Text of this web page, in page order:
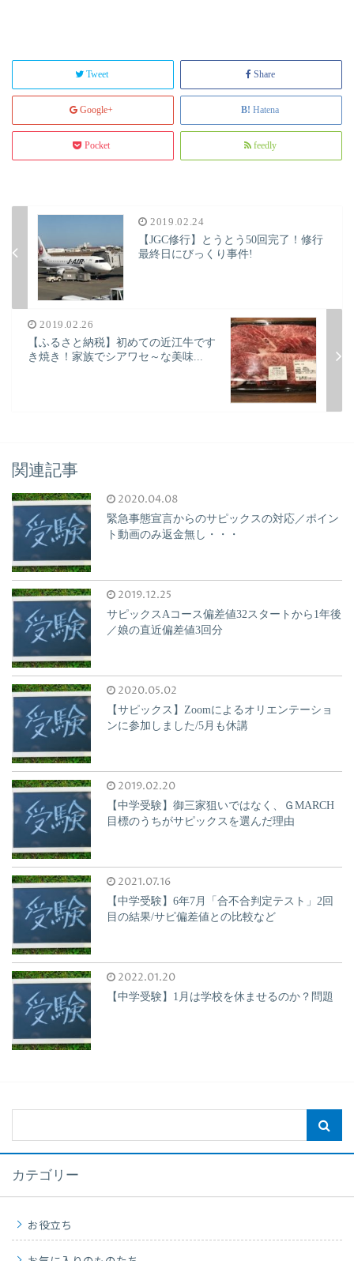
Tweet Share
Google+ Hatena
Pocket feedly
2019.02.24
【JGC修行】とうとう50回完了！修行
最終日にびっくり事件!
2019.02.26
【ふるさと納税】初めての近江牛です
き焼き！家族でシアワセ～な美味...
関連記事
2020.04.08
緊急事態宣言からのサピックスの対応／ポイン
ト動画のみ返金無し・・・
2019.12.25
サピックスAコース偏差値32スタートから1年後
／娘の直近偏差値3回分
2020.05.02
【サピックス】Zoomによるオリエンテーショ
ンに参加しました/5月も休講
2019.02.20
【中学受験】御三家狙いではなく、ＧMARCH
目標のうちがサピックスを選んだ理由
2021.07.16
【中学受験】6年7月「合不合判定テスト」2回
目の結果/サピ偏差値との比較など
2022.01.20
【中学受験】1月は学校を休ませるのか？問題
カテゴリー
お役立ち